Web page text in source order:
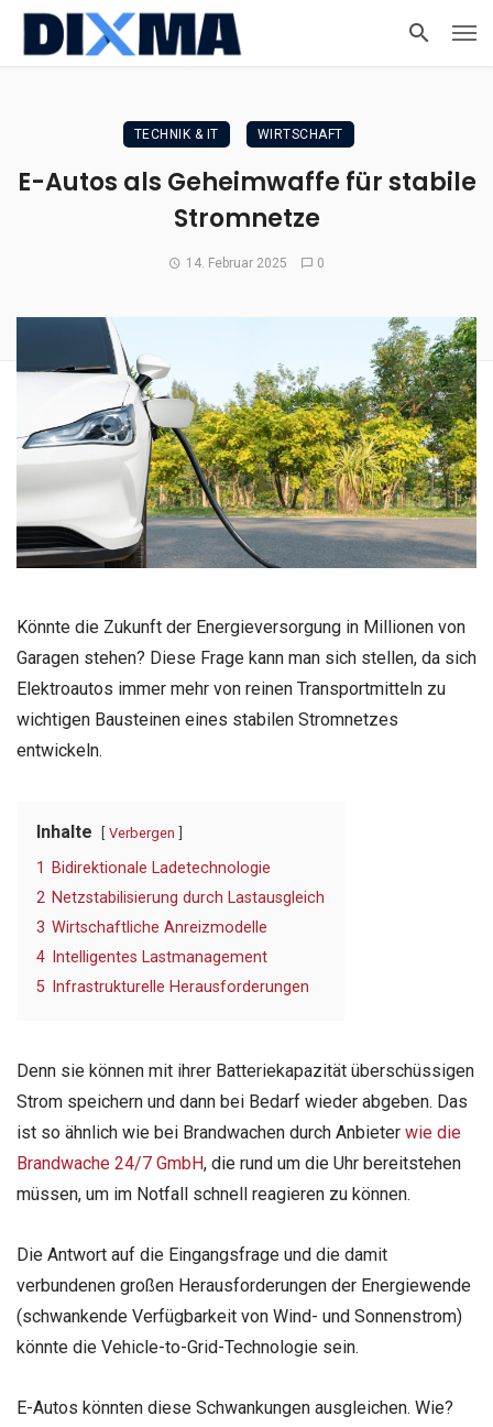
TECHNIK & IT WIRTSCHAFT
E-Autos als Geheimwaffe für stabile
Stromnetze
14. Februar 2025 0
Könnte die Zukunft der Energieversorgung in Millionen von
Garagen stehen? Diese Frage kann man sich stellen, da sich
Elektroautos immer mehr von reinen Transportmitteln zu
wichtigen Bausteinen eines stabilen Stromnetzes
entwickeln.
Inhalte Verbergen
1
Bidirektionale Ladetechnologie
2 Netzstabilisierung durch Lastausgleich
3 Wirtschaftliche Anreizmodelle
4 Intelligentes Lastmanagement
5 Infrastrukturelle Herausforderungen
Denn sie können mit ihrer Batteriekapazität überschüssigen
Strom speichern und dann bei Bedarf wieder abgeben. Das
ist so ähnlich wie bei Brandwachen durch Anbieter wie die
Brandwache 24/7 GmbH, die rund um die Uhr bereitstehen
müssen, um im Notfall schnell reagieren zu können.
Die Antwort auf die Eingangsfrage und die damit
verbundenen großen Herausforderungen der Energiewende
(schwankende Verfügbarkeit von Wind- und Sonnenstrom)
könnte die Vehicle-to-Grid-Technologie sein.
E-Autos könnten diese Schwankungen ausgleichen. Wie?